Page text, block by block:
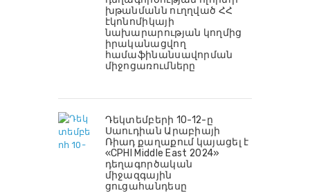
խթանմանն ուղղված ՀՀ
էկոնոմիկայի
նախարարության կողմից
իրականացվող
համաֆինանսավորման
միջոցառումները
Դեկտեմբերի 10-12-ը
Սաուդիան Արաբիայի
Ռիադ քաղաքում կայացել է
«CPHI Middle East 2024»
դեղագործական
միջազգային
ցուցահանդեսը